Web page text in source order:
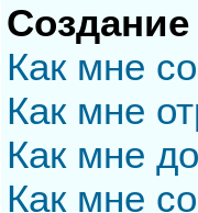
Как мне
Как мне
Как мне
Как мне